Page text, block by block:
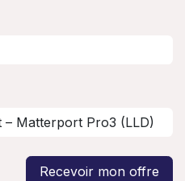
Recevoir mon offre